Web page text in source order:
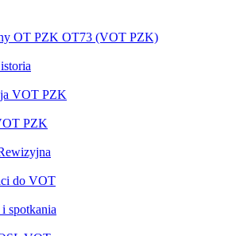
OT PZK OT73 (VOT PZK)
VOT PZK
PZK
do VOT
spotkania